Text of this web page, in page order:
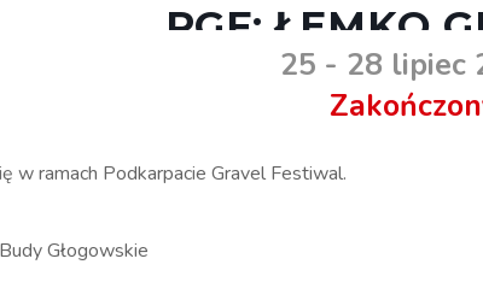
PGF: ŁEMKO
25 - 28 lipiec
w ramach Podkarpacie Gravel Festiwal.
Głogowskie